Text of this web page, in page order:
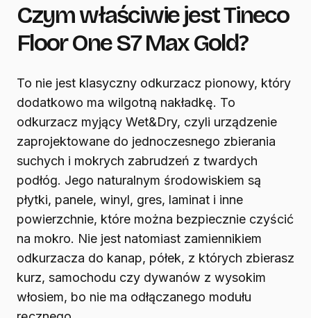
Czym właściwie jest Tineco
Floor One S7 Max Gold?
To nie jest klasyczny odkurzacz pionowy, który
dodatkowo ma wilgotną nakładkę. To
odkurzacz myjący Wet&Dry, czyli urządzenie
zaprojektowane do jednoczesnego zbierania
suchych i mokrych zabrudzeń z twardych
podłóg. Jego naturalnym środowiskiem są
płytki, panele, winyl, gres, laminat i inne
powierzchnie, które można bezpiecznie czyścić
na mokro. Nie jest natomiast zamiennikiem
odkurzacza do kanap, półek, z których zbierasz
kurz, samochodu czy dywanów z wysokim
włosiem, bo nie ma odłączanego modułu